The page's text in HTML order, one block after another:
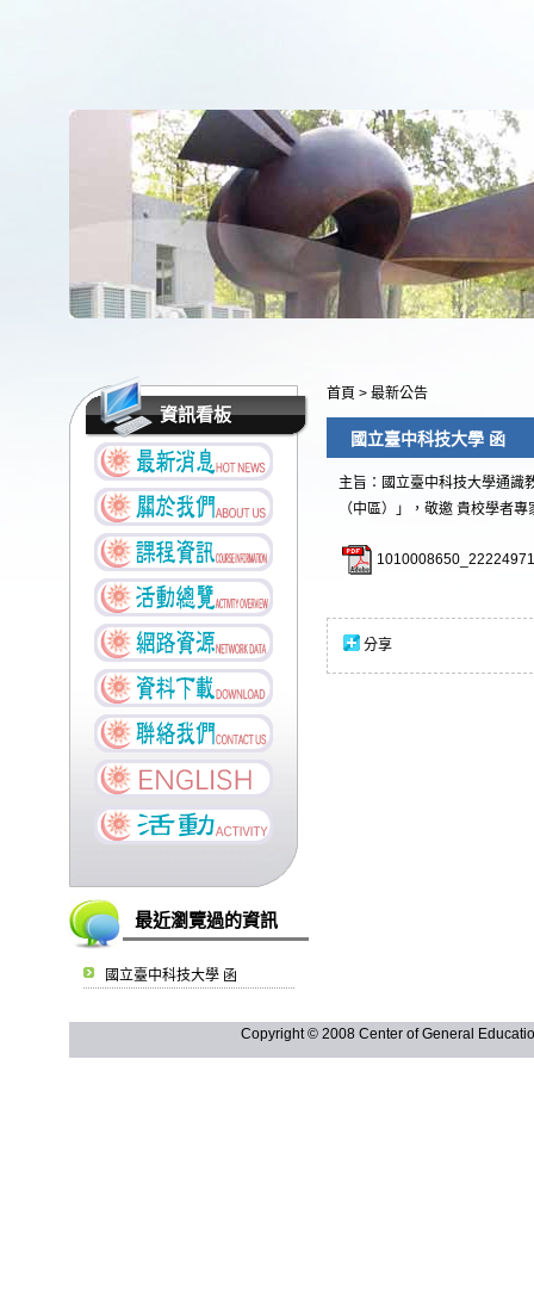
資訊看板
最近瀏覽過的資訊
國立臺中科技大學 函
首頁 > 最新公告
國立臺中科技大學 函
主旨：國立臺中科技大學通識
（中區）」，敬邀 貴校學者
分享
Copyright © 2008 Center of General